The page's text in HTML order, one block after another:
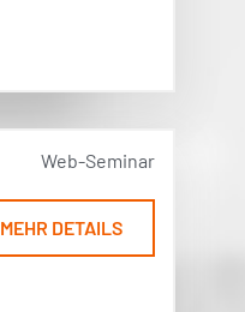
Web-Seminar
MEHR DETAILS